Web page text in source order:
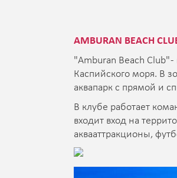
AMBURAN BEACH
"Amburan Beach Club"
Каспийского моря. В
аквапарк с прямой и
В клубе работает
входит вход на
аквааттракционы,